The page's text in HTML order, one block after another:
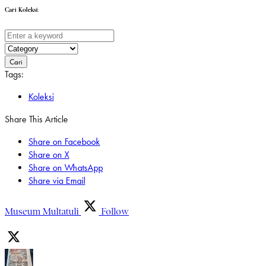
Cari Koleksi:
Cari
Tags:
Koleksi
Share This Article
Share on Facebook
Share on X
Share on WhatsApp
Share via Email
Museum Multatuli Follow